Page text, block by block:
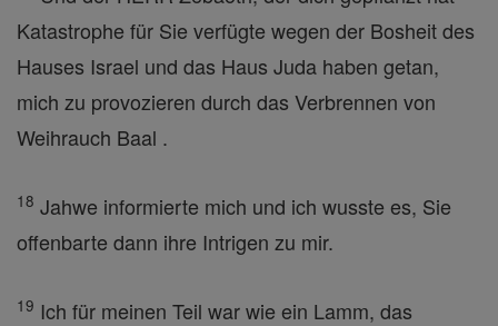
Katastrophe für Sie verfügte wegen der Bosheit des
Hauses Israel und das Haus Juda haben getan,
mich zu provozieren durch das Verbrennen von
Weihrauch Baal .
18 Jahwe informierte mich und ich wusste es, Sie
offenbarte dann ihre Intrigen zu mir.
19 Ich für meinen Teil war wie ein Lamm, das